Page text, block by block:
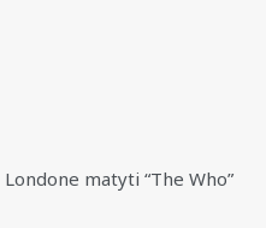
matyti “The Who”